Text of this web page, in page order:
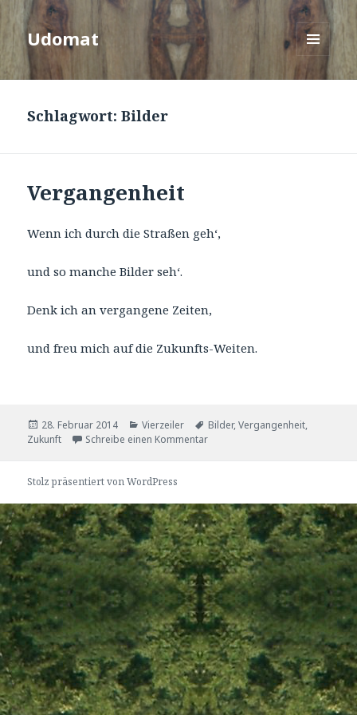
Udomat
MENÜ
UND
Schlagwort:Bilder
Vergangenheit
Wenn ich durch die Straßen geh‘,
und so manche Bilder seh‘.
Denk ich an vergangene Zeiten,
und freu mich auf die Zukunfts-Weiten.
Veröffentlicht
am
28. Februar 2014 Kategorien
Vierzeiler Tags
Bilder,Vergangenheit,
Zukunft
Schreibe einen Kommentarzu Vergangenheit
Stolz präsentiert von WordPress